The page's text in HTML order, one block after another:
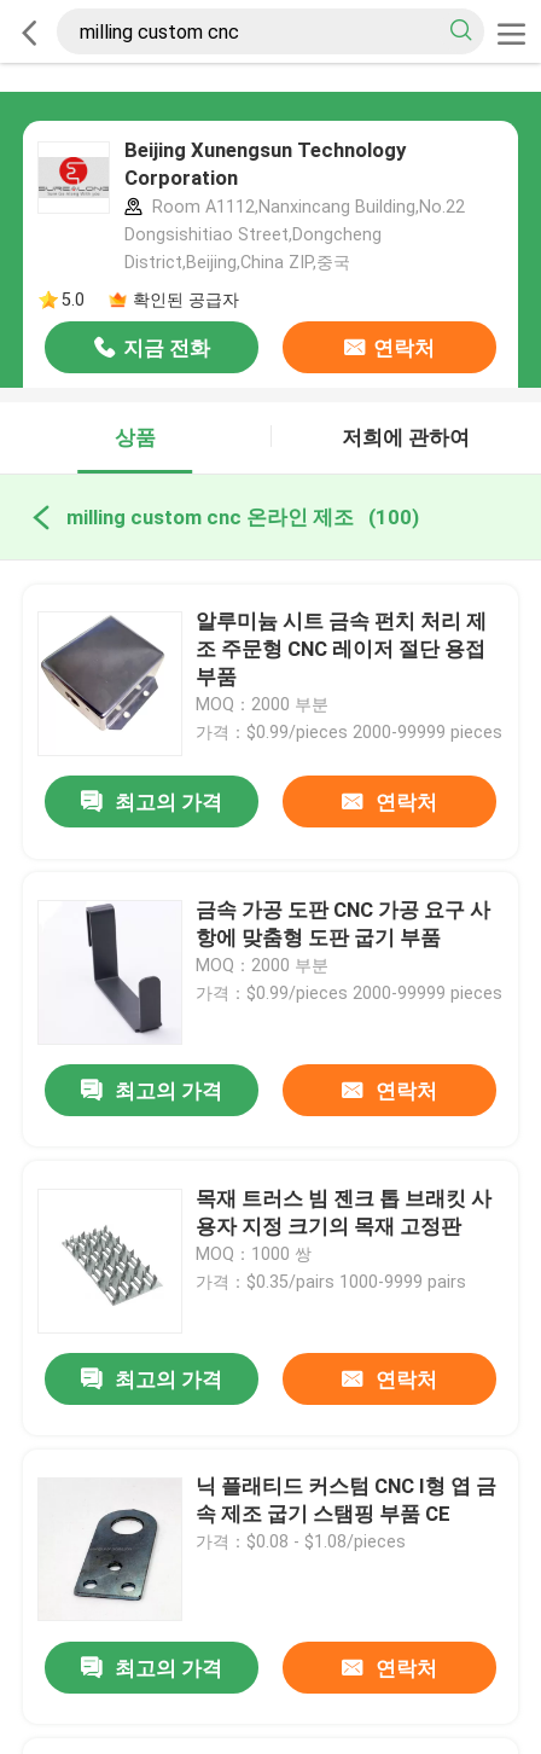
Beijing Xunengsun Technology
Corporation
Room A1112,Nanxincang Building,No.22
Dongsishitiao Street,Dongcheng
District,Beijing,China ZIP,중국
5.0
확인된 공급자
지금 전화 연락처
상품 저희에 관하여
milling custom cnc 온라인 제조 (100)
알루미늄 시트 금속 펀치 처리 제
조 주문형 CNC 레이저 절단 용접
부품
MOQ：2000 부분
가격：$0.99/pieces 2000-99999 pieces
최고의 가격 연락처
금속 가공 도판 CNC 가공 요구 사
항에 맞춤형 도판 굽기 부품
MOQ：2000 부분
가격：$0.99/pieces 2000-99999 pieces
최고의 가격 연락처
목재 트러스 빔 젠크 톱 브래킷 사
용자 지정 크기의 목재 고정판
MOQ：1000 쌍
가격：$0.35/pairs 1000-9999 pairs
최고의 가격 연락처
닉 플래티드 커스텀 CNC I형 엽 금
속 제조 굽기 스탬핑 부품 CE
가격：$0.08 - $1.08/pieces
최고의 가격 연락처